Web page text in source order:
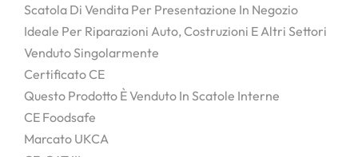
Scatola Di Vendita Per Presentazione In Negozio
Ideale Per Riparazioni Auto, Costruzioni E Altri Settori
Venduto Singolarmente
Certificato CE
Questo Prodotto È Venduto In Scatole Interne
CE Foodsafe
Marcato UKCA